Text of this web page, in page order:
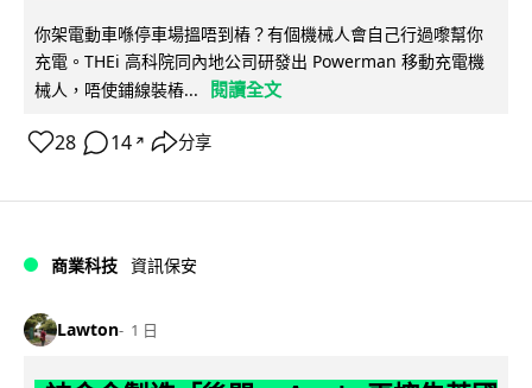
你架電動車喺停車場搵唔到樁？有個機械人會自己行過嚟幫你
充電。THEi 高科院同內地公司研發出 Powerman 移動充電機
械人，唔使鋪線裝樁...
閱讀全文
28 14 ↗ 分享
商業科技 資訊保安
Lawton 1 日